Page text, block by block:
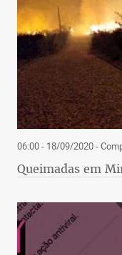
06:00 - 18/09/2020-
Queimadas em